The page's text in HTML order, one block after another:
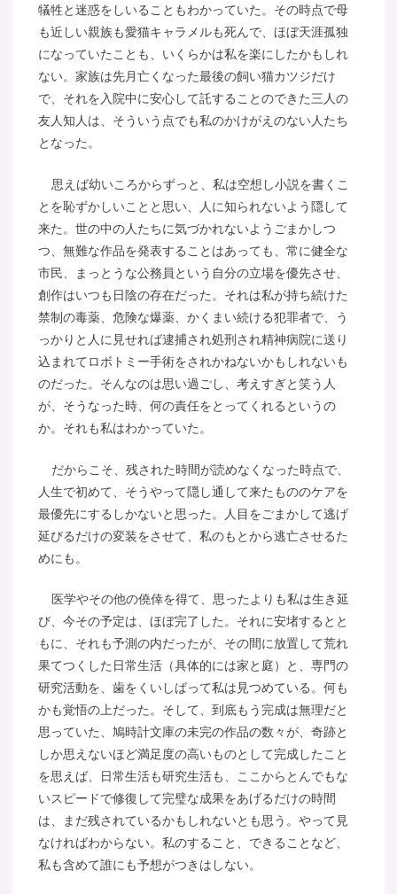
犠牲と迷惑をしいることもわかっていた。その時点で母
も近しい親族も愛猫キャラメルも死んで、ほぼ天涯孤独
になっていたことも、いくらかは私を楽にしたかもしれ
ない。家族は先月亡くなった最後の飼い猫カツジだけ
で、それを入院中に安心して託することのできた三人の
友人知人は、そういう点でも私のかけがえのない人たち
となった。
思えば幼いころからずっと、私は空想し小説を書くこ
とを恥ずかしいことと思い、人に知られないよう隠して
来た。世の中の人たちに気づかれないようごまかしつ
つ、無難な作品を発表することはあっても、常に健全な
市民、まっとうな公務員という自分の立場を優先させ、
創作はいつも日陰の存在だった。それは私が持ち続けた
禁制の毒薬、危険な爆薬、かくまい続ける犯罪者で、う
っかりと人に見せれば逮捕され処刑され精神病院に送り
込まれてロボトミー手術をされかねないかもしれないも
のだった。そんなのは思い過ごし、考えすぎと笑う人
が、そうなった時、何の責任をとってくれるというの
か。それも私はわかっていた。
だからこそ、残された時間が読めなくなった時点で、
人生で初めて、そうやって隠し通して来たもののケアを
最優先にするしかないと思った。人目をごまかして逃げ
延びるだけの変装をさせて、私のもとから逃亡させるた
めにも。
医学やその他の僥倖を得て、思ったよりも私は生き延
び、今その予定は、ほぼ完了した。それに安堵するとと
もに、それも予測の内だったが、その間に放置して荒れ
果てつくした日常生活（具体的には家と庭）と、専門の
研究活動を、歯をくいしばって私は見つめている。何も
かも覚悟の上だった。そして、到底もう完成は無理だと
思っていた、鳩時計文庫の未完の作品の数々が、奇跡と
しか思えないほど満足度の高いものとして完成したこと
を思えば、日常生活も研究生活も、ここからとんでもな
いスピードで修復して完璧な成果をあげるだけの時間
は、まだ残されているかもしれないとも思う。やって見
なければわからない。私のすること、できることなど、
私も含めて誰にも予想がつきはしない。